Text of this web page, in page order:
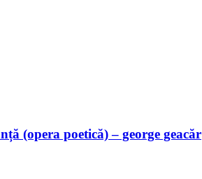
(opera poetică) – george geacăr